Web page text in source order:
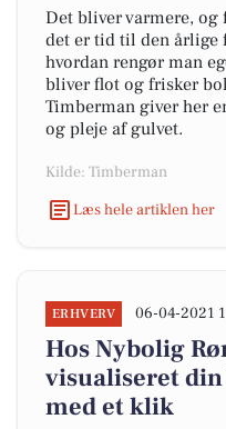
Det bliver varmere, og
det er tid til den årlige
hvordan rengør man
bliver flot og frisker
Timberman giver her
og pleje af gulvet.
Kilde: Timberman
Læs hele artiklen her
ERHVERV 06-04-2021
Hos Nybolig
visualiseret
med et klik